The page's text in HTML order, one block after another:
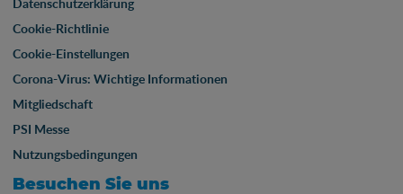
Cookie-Richtlinie
Cookie-Einstellungen
Corona-Virus: Wichtige Informationen
Mitgliedschaft
PSI Messe
Nutzungsbedingungen
Besuchen Sie uns